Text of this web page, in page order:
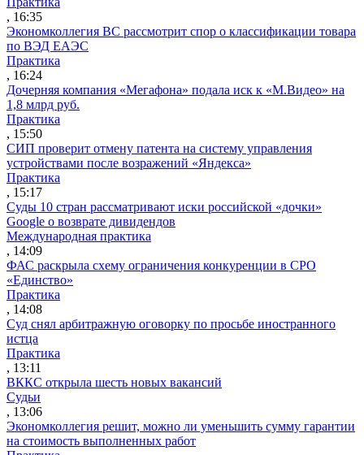
, 16:35
Экономколлегия ВС рассмотрит спор о классификации товара
по ВЭД ЕАЭС
Практика
, 16:24
Дочерняя компания «Мегафона» подала иск к «М.Видео» на
1,8 млрд руб.
Практика
, 15:50
СИП проверит отмену патента на систему управления
устройствами после возражений «Яндекса»
Практика
, 15:17
Суды 10 стран рассматривают иски российской «дочки»
Google о возврате дивидендов
Международная практика
, 14:09
ФАС раскрыла схему ограничения конкуренции в СРО
«Единство»
Практика
, 14:08
Суд снял арбитражную оговорку по просьбе иностранного
истца
Практика
, 13:11
ВККС открыла шесть новых вакансий
Судьи
, 13:06
Экономколлегия решит, можно ли уменьшить сумму гарантии
на стоимость выполненных работ